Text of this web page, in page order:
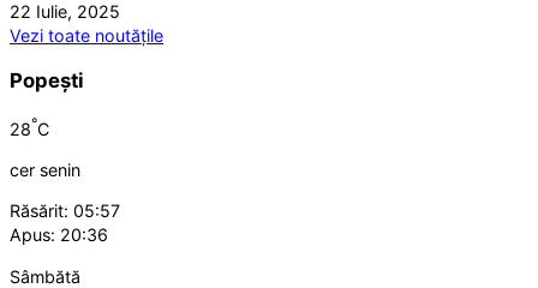
22 Iulie, 2025
Vezi toate noutățile
Popești
28°C
cer senin
Răsărit: 05:57
Apus: 20:36
Sâmbătă